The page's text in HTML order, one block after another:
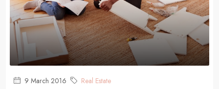
9 March 2016 Real Estate